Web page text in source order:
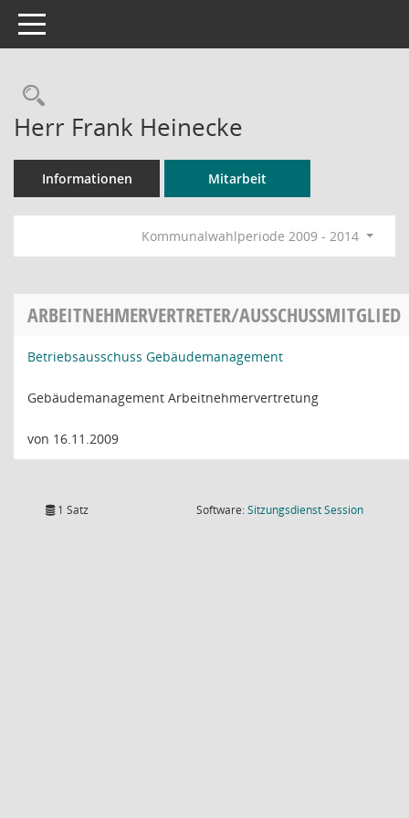
Toggle navigation
Rechercheauswahl
Herr Frank Heinecke
Informationen Mitarbeit
Kommunalwahlperiode 2009 - 2014
ARBEITNEHMERVERTRETER/AUSSCHUSSMITGLIED
Betriebsausschuss Gebäudemanagement
Gebäudemanagement Arbeitnehmervertretung
von 16.11.2009
1 Satz Software:SitzungsdienstSession(Wird in